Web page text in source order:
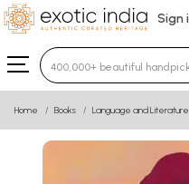
Sign
Type 3 or more
Home Books Language and Literature